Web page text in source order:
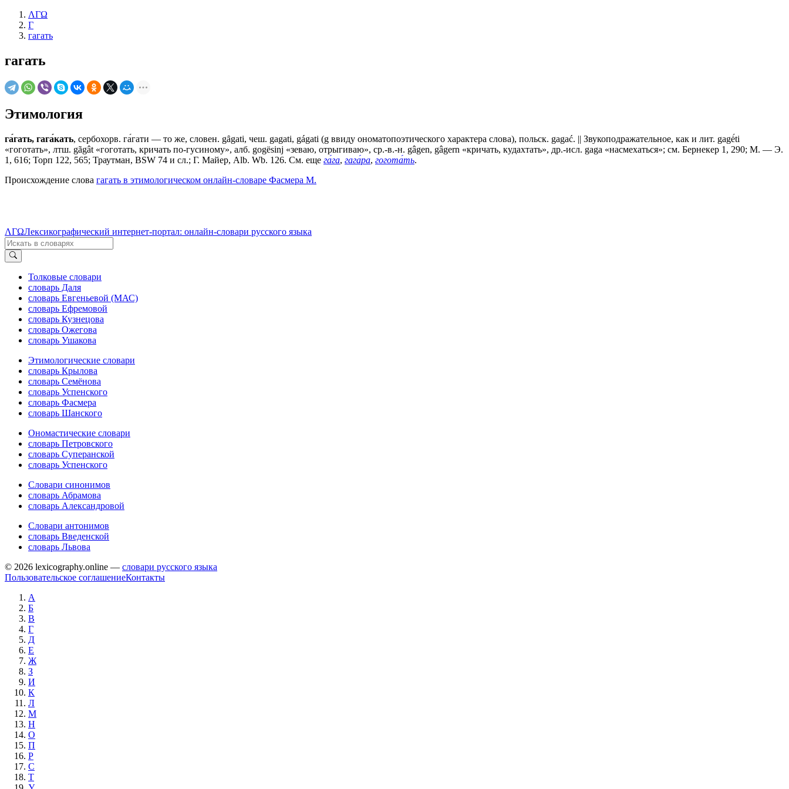
ΛΓΩ
Г
гагать
гагать
Этимология
га́гать, гага́кать, сербохорв. га́гати — то же, словен. gȃgati, чеш. gagati, gágati (g ввиду ономатопоэтического характера слова), польск. gagać. || Звукоподражательное, как и лит. gagė́ti
«гоготать», лтш. gãgât «гоготать, кричать по-гусиному», алб. gogësinj «зеваю, отрыгиваю», ср.-в.-н. gâgen, gâgern «кричать, кудахтать», др.-исл. gaga «насмехаться»; см. Бернекер 1, 290; М. — Э.
1, 616; Торп 122, 565; Траутман, BSW 74 и сл.; Г. Майер, Alb. Wb. 126. См. еще га́га, гага́ра, гогота́ть.
Происхождение слова гагать в этимологическом онлайн-словаре Фасмера М.
ΛΓΩЛексикографический интернет-портал: онлайн-словари русского языка
Толковые словари
словарь Даля
словарь Евгеньевой (МАС)
словарь Ефремовой
словарь Кузнецова
словарь Ожегова
словарь Ушакова
Этимологические словари
словарь Крылова
словарь Семёнова
словарь Успенского
словарь Фасмера
словарь Шанского
Ономастические словари
словарь Петровского
словарь Суперанской
словарь Успенского
Словари синонимов
словарь Абрамова
словарь Александровой
Словари антонимов
словарь Введенской
словарь Львова
© 2026 lexicography.online — словари русского языка
Пользовательское соглашениеКонтакты
А
Б
В
Г
Д
Е
Ж
З
И
К
Л
М
Н
О
П
Р
С
Т